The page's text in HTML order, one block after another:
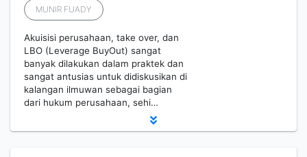
MUNIR FUADY
Akuisisi perusahaan, take over, dan
LBO (Leverage BuyOut) sangat
banyak dilakukan dalam praktek dan
sangat antusias untuk didiskusikan di
kalangan ilmuwan sebagai bagian
dari hukum perusahaan, sehi…